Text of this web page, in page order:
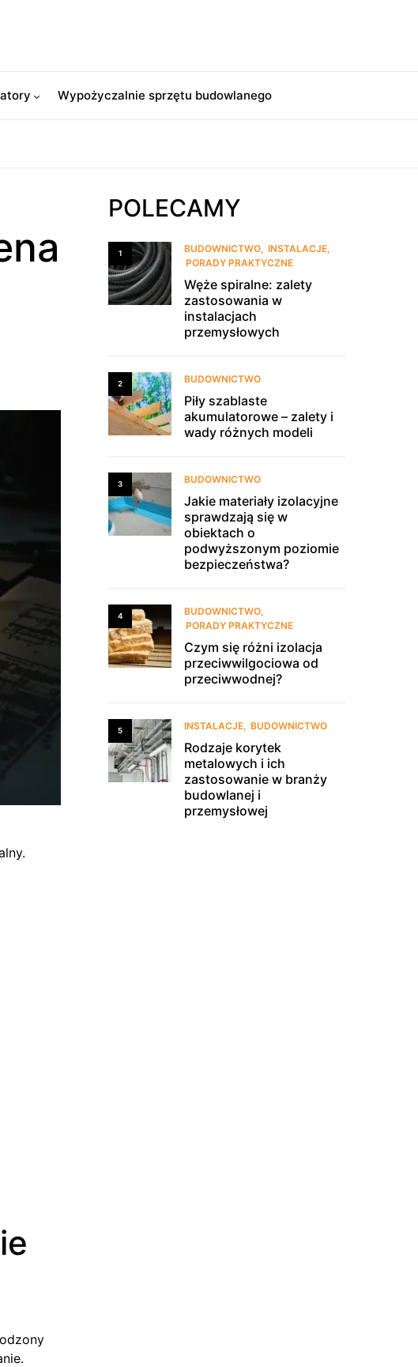
Wypożyczalnie sprzętu budowlanego
POLECAMY
1 BUDOWNICTWO INSTALACJE
PORADY PRAKTYCZNE
Węże spiralne: zalety
zastosowania w
instalacjach
przemysłowych
2 BUDOWNICTWO
Piły szablaste
akumulatorowe – zalety i
wady różnych modeli
3 BUDOWNICTWO
Jakie materiały izolacyjne
sprawdzają się w
obiektach o
podwyższonym poziomie
bezpieczeństwa?
4
BUDOWNICTWO
PORADY PRAKTYCZNE
Czym się różni izolacja
przeciwwilgociowa od
przeciwwodnej?
5 INSTALACJE BUDOWNICTWO
Rodzaje korytek
metalowych i ich
zastosowanie w branży
budowlanej i
przemysłowej